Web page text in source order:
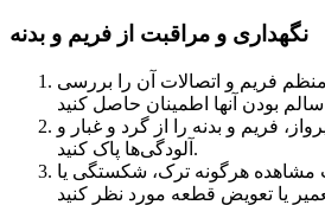
نگهداری و مراقبت از فریم و بدنه
فریم و اتصالات آن را بررسی
فریم و بدنه را از گرد و غبار و
آلودگی‌ها پاک کنید.
هرگونه ترک، شکستگی یا